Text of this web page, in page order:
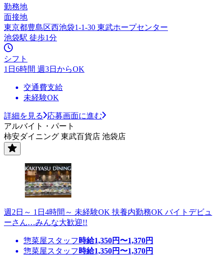
勤務地
面接地
東京都豊島区西池袋1-1-30 東武ホープセンター
池袋駅 徒歩1分
シフト
1日6時間 週3日からOK
交通費支給
未経験OK
詳細を見る
応募画面に進む
アルバイト・パート
柿安ダイニング 東武百貨店 池袋店
週2日～ 1日4時間～ 未経験OK 扶養内勤務OK バイトデビュ
ーさん…みんな大歓迎!!
惣菜屋スタッフ 時給1,350円〜1,370円
惣菜屋スタッフ 時給1,350円〜1,370円